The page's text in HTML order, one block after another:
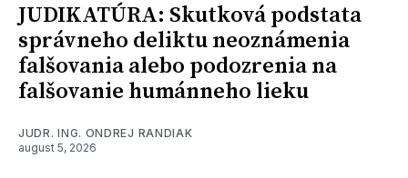
JUDIKATÚRA: Skutková podstata
správneho deliktu neoznámenia
falšovania alebo podozrenia na
falšovanie humánneho lieku
JUDR. ING. ONDREJ RANDIAK
august 5, 2026